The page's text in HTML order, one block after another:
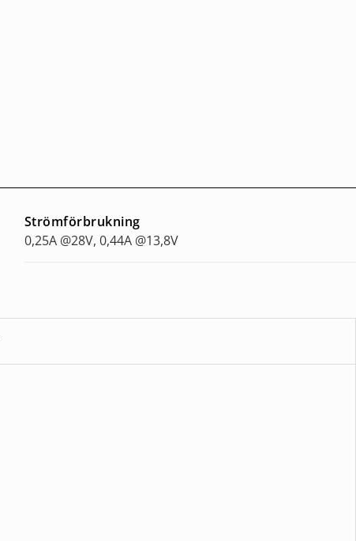
Strömförbrukning
0,25A @28V, 0,44A @13,8V